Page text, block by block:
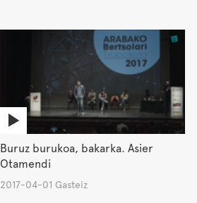
Buruz burukoa, bakarka. Asier
Otamendi
2017-04-01 Gasteiz